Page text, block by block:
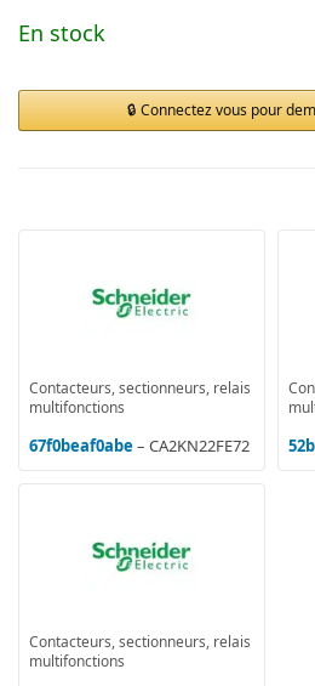
En stock
Connectez vous pour
Contacteurs, sectionneurs, relais
multifonctions
67f0beaf0abe– CA2KN22FE72
Contacteurs, sectionneurs, relais
multifonctions